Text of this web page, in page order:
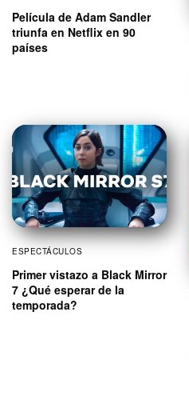
Película de Adam Sandler
triunfa en Netflix en 90
países
ESPECTÁCULOS
Primer vistazo a Black Mirror
7 ¿Qué esperar de la
temporada?